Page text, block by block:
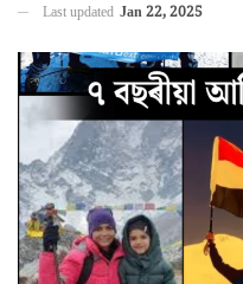
Last updated Jan 22, 2025